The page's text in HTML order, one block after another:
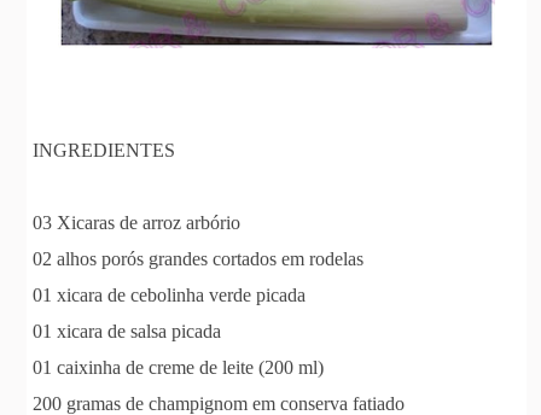
INGREDIENTES
03 Xicaras de arroz arbório
02 alhos porós grandes cortados em rodelas
01 xicara de cebolinha verde picada
01 xicara de salsa picada
01 caixinha de creme de leite (200 ml)
200 gramas de champignom em conserva fatiado